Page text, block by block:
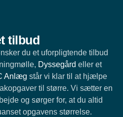
tilbud
du et uforpligtende tilbud
Dyssegård eller et
Anlæg står vi klar til at hjælpe
til større. Vi sætter en
og sørger for, at du altid
opgavens størrelse.